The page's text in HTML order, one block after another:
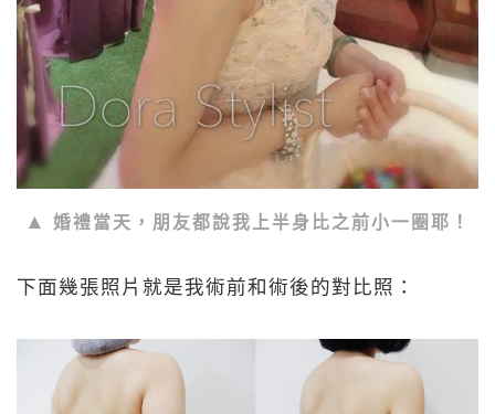
婚禮當天，朋友都說我上半身比之前小一圈耶！
下面幾張照片就是我術前和術後的對比照：